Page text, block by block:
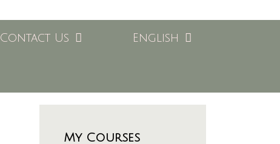
Contact Us English
My Courses